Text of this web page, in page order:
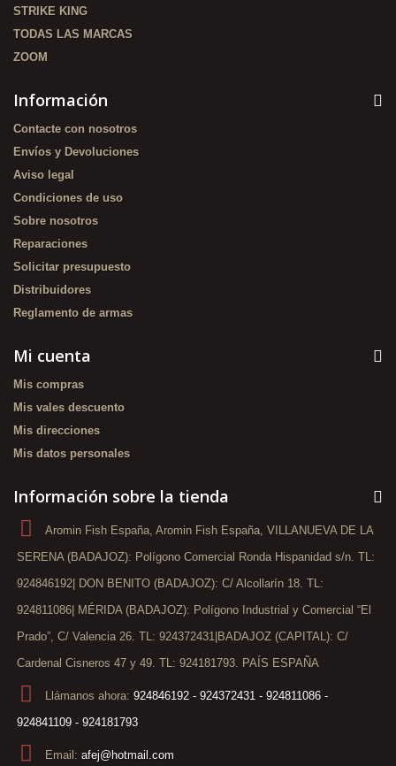
STRIKE KING
TODAS LAS MARCAS
ZOOM
Información
Contacte con nosotros
Envíos y Devoluciones
Aviso legal
Condiciones de uso
Sobre nosotros
Reparaciones
Solicitar presupuesto
Distribuidores
Reglamento de armas
Mi cuenta
Mis compras
Mis vales descuento
Mis direcciones
Mis datos personales
Información sobre la tienda
Aromin Fish España, Aromin Fish España, VILLANUEVA DE LA
SERENA (BADAJOZ): Polígono Comercial Ronda Hispanidad s/n. TL:
924846192| DON BENITO (BADAJOZ): C/ Alcollarín 18. TL:
924811086| MÉRIDA (BADAJOZ): Polígono Industrial y Comercial “El
Prado”, C/ Valencia 26. TL: 924372431|BADAJOZ (CAPITAL): C/
Cardenal Cisneros 47 y 49. TL: 924181793. PAÍS ESPAÑA
Llámanos ahora: 924846192 - 924372431 - 924811086 -
924841109 - 924181793
Email: afej@hotmail.com